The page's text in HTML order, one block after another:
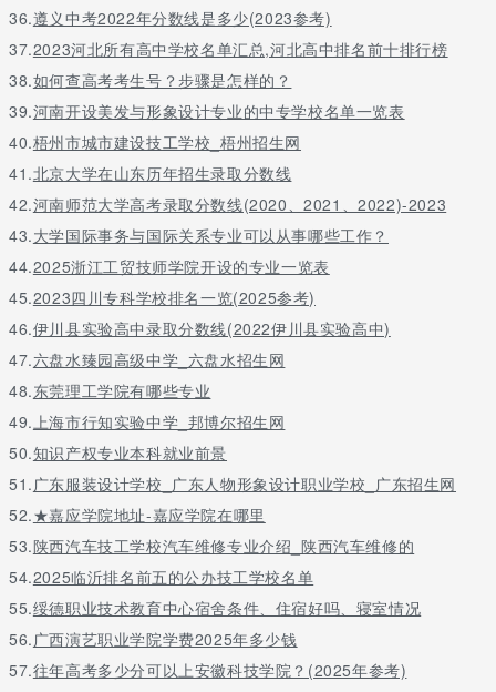
36.遵义中考2022年分数线是多少(2023参考)
37.2023河北所有高中学校名单汇总,河北高中排名前十排行榜
38.如何查高考考生号？步骤是怎样的？
39.河南开设美发与形象设计专业的中专学校名单一览表
40.梧州市城市建设技工学校_梧州招生网
41.北京大学在山东历年招生录取分数线
42.河南师范大学高考录取分数线(2020、2021、2022)-2023
43.大学国际事务与国际关系专业可以从事哪些工作？
44.2025浙江工贸技师学院开设的专业一览表
45.2023四川专科学校排名一览(2025参考)
46.伊川县实验高中录取分数线(2022伊川县实验高中)
47.六盘水臻园高级中学_六盘水招生网
48.东莞理工学院有哪些专业
49.上海市行知实验中学_邦博尔招生网
50.知识产权专业本科就业前景
51.广东服装设计学校_广东人物形象设计职业学校_广东招生网
52.★嘉应学院地址-嘉应学院在哪里
53.陕西汽车技工学校汽车维修专业介绍_陕西汽车维修的
54.2025临沂排名前五的公办技工学校名单
55.绥德职业技术教育中心宿舍条件、住宿好吗、寝室情况
56.广西演艺职业学院学费2025年多少钱
57.往年高考多少分可以上安徽科技学院？(2025年参考)